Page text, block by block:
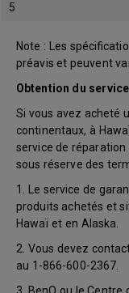
5
Note : Les
préavis et peuvent
Obtention du
Si vous avez acheté
continentaux, à
service de
sous réserve des
1. Le service de
produits achetés et
Hawaï et en Alaska.
2. Vous devez
au 1-866-600-2367.